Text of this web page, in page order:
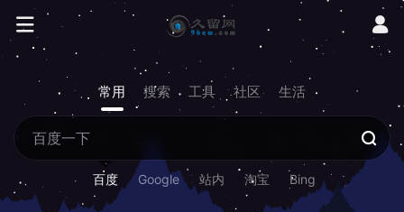
常用 搜索 工具 社区 生活
百度 Google 站内 淘宝 Bing